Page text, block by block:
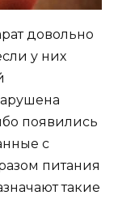
довольно
у них
появились
с
питания
такие